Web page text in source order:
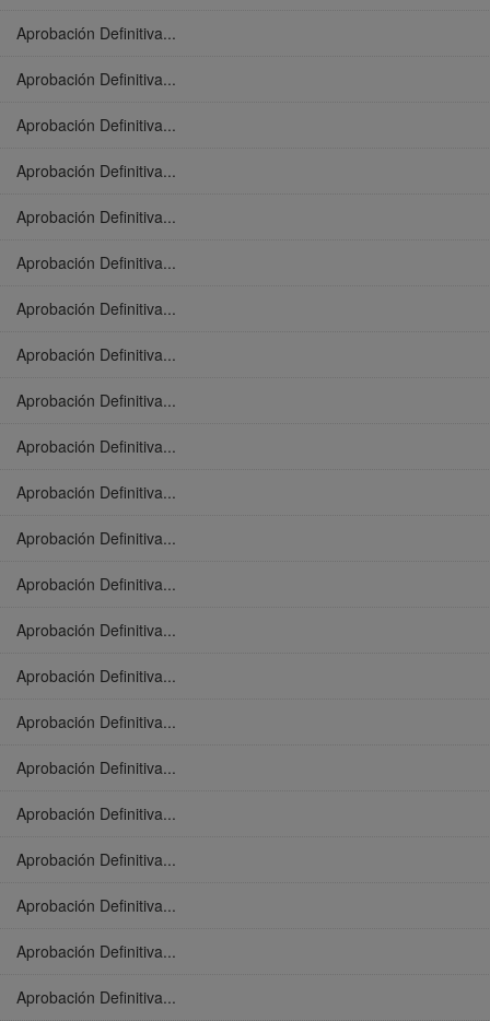
Aprobación Definitiva...
Aprobación Definitiva...
Aprobación Definitiva...
Aprobación Definitiva...
Aprobación Definitiva...
Aprobación Definitiva...
Aprobación Definitiva...
Aprobación Definitiva...
Aprobación Definitiva...
Aprobación Definitiva...
Aprobación Definitiva...
Aprobación Definitiva...
Aprobación Definitiva...
Aprobación Definitiva...
Aprobación Definitiva...
Aprobación Definitiva...
Aprobación Definitiva...
Aprobación Definitiva...
Aprobación Definitiva...
Aprobación Definitiva...
Aprobación Definitiva...
Aprobación Definitiva...